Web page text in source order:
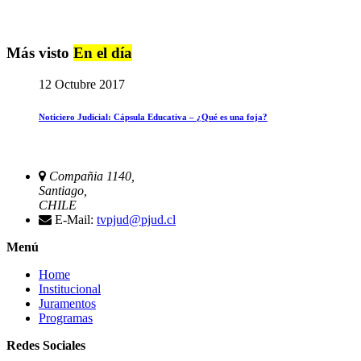
Más visto En el día
12 Octubre 2017
Noticiero Judicial: Cápsula Educativa – ¿Qué es una foja?
Compañia 1140,
Santiago,
CHILE
E-Mail: tvpjud@pjud.cl
Menú
Home
Institucional
Juramentos
Programas
Redes Sociales